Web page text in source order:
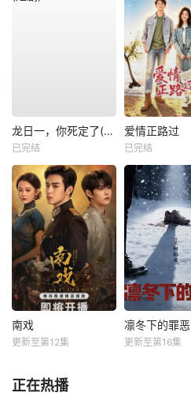
龙日一，你死定了(短剧)
已完结
爱情正路过
已完结
南戏
更新至第12集
凛冬下的罪恶
更新至第16集
正在热播